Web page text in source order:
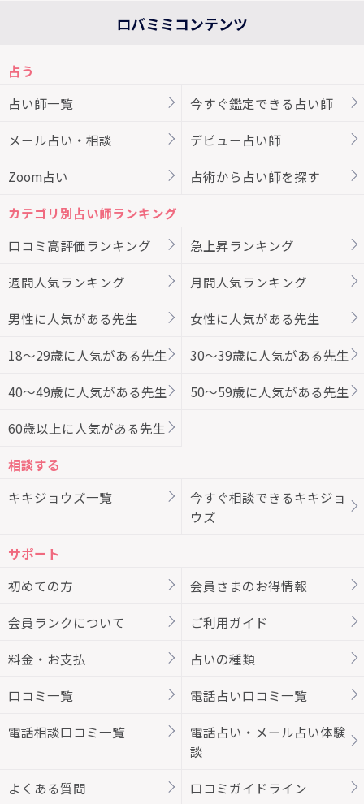
ロバミミコンテンツ
占う
占い師一覧
今すぐ鑑定できる占い師
メール占い・相談 デビュー占い師
Zoom占い 占術から占い師を探す
カテゴリ別占い師ランキング
口コミ高評価ランキング
急上昇ランキング
週間人気ランキング 月間人気ランキング
男性に人気がある先生 女性に人気がある先生
18～29歳に人気がある先生 30～39歳に人気がある先生
40～49歳に人気がある先生 50～59歳に人気がある先生
60歳以上に人気がある先生
相談する
キキジョウズ一覧
今すぐ相談できるキキジョ
ウズ
サポート
初めての方
会員さまのお得情報
会員ランクについて ご利用ガイド
料金・お支払 占いの種類
口コミ一覧 電話占い口コミ一覧
電話相談口コミ一覧
電話占い・メール占い体験
談
よくある質問 口コミガイドライン